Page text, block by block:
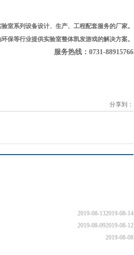
室系列设备设计、生产、工程配套服务的厂家。
保等行业提供实验室整体凯发游戏的解决方案。
热线：0731-88915766
分享到：
2019-08-14
2019-08-13
2019-08-12
2019-08-09
2019-08-08